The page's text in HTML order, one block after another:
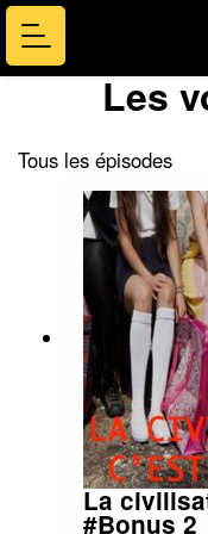
Les
Tous les épisodes
La
#Bonus 2